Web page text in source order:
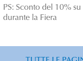
PS: Sconto del 10%
durante la Fiera